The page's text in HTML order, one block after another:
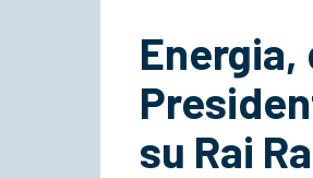
su Rai